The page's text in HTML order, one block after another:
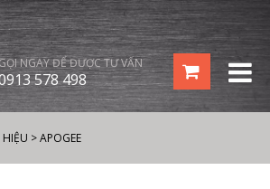
NGAY ĐỂ ĐƯỢC TƯ VẤN
578 498
>APOGEE